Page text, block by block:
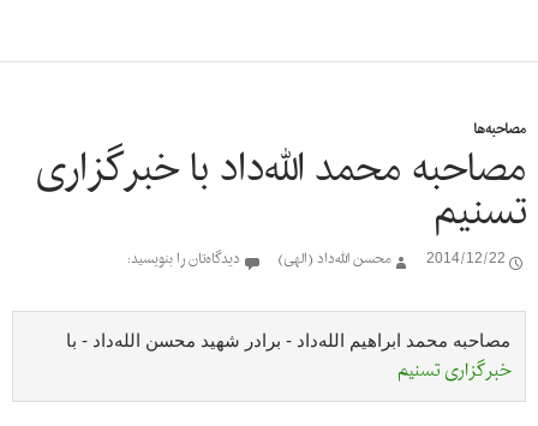
مصاحبه‌ها
مصاحبه محمد الله‌داد با خبرگزاری
تسنیم
2014/12/22 محسن الله‌داد (الهی) دیدگاه‌تان را بنویسید:
مصاحبه محمد ابراهیم الله‌داد - برادر شهید محسن الله‌داد - با
خبرگزاری تسنیم